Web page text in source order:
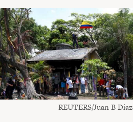
REUTERS/Juan B Diaz